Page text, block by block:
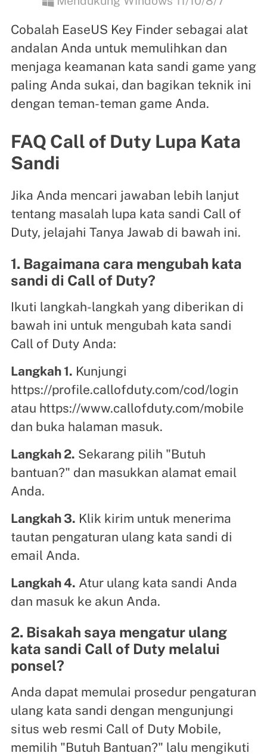
Cobalah EaseUS Key Finder sebagai alat
andalan Anda untuk memulihkan dan
menjaga keamanan kata sandi game yang
paling Anda sukai, dan bagikan teknik ini
dengan teman-teman game Anda.
FAQ Call of Duty Lupa Kata
Sandi
Jika Anda mencari jawaban lebih lanjut
tentang masalah lupa kata sandi Call of
Duty, jelajahi Tanya Jawab di bawah ini.
1. Bagaimana cara mengubah kata
sandi di Call of Duty?
Ikuti langkah-langkah yang diberikan di
bawah ini untuk mengubah kata sandi
Call of Duty Anda:
Langkah 1. Kunjungi
https://profile.callofduty.com/cod/login
atau https://www.callofduty.com/mobile
dan buka halaman masuk.
Langkah 2. Sekarang pilih "Butuh
bantuan?" dan masukkan alamat email
Anda.
Langkah 3. Klik kirim untuk menerima
tautan pengaturan ulang kata sandi di
email Anda.
Langkah 4. Atur ulang kata sandi Anda
dan masuk ke akun Anda.
2. Bisakah saya mengatur ulang
kata sandi Call of Duty melalui
ponsel?
Anda dapat memulai prosedur pengaturan
ulang kata sandi dengan mengunjungi
situs web resmi Call of Duty Mobile,
memilih "Butuh Bantuan?" lalu mengikuti